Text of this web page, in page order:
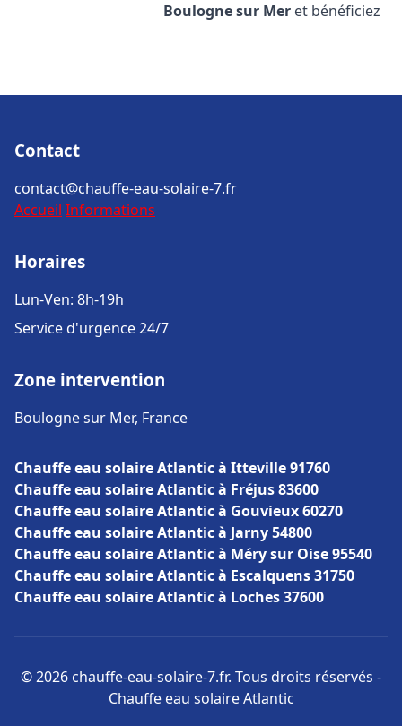
Boulogne sur Mer et bénéficiez
Contact
contact@chauffe-eau-solaire-7.fr
Accueil Informations
Horaires
Lun-Ven: 8h-19h
Service d'urgence 24/7
Zone intervention
Boulogne sur Mer, France
Chauffe eau solaire Atlantic à Itteville 91760
Chauffe eau solaire Atlantic à Fréjus 83600
Chauffe eau solaire Atlantic à Gouvieux 60270
Chauffe eau solaire Atlantic à Jarny 54800
Chauffe eau solaire Atlantic à Méry sur Oise 95540
Chauffe eau solaire Atlantic à Escalquens 31750
Chauffe eau solaire Atlantic à Loches 37600
© 2026 chauffe-eau-solaire-7.fr. Tous droits réservés -
Chauffe eau solaire Atlantic